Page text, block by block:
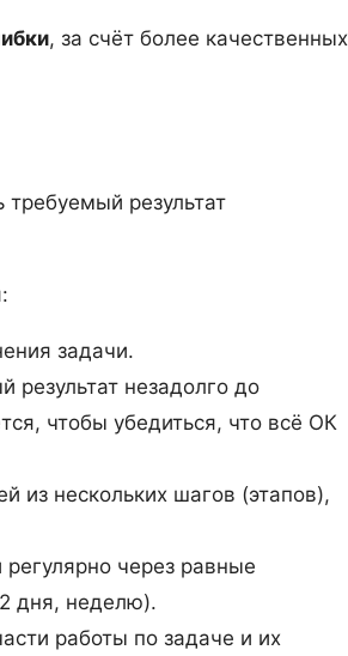
, за счёт более качественных
требуемый результат
задачи.
незадолго до
чтобы убедиться, что всё ОК
из нескольких шагов (этапов),
через равные
дня, неделю).
работы по задаче и их